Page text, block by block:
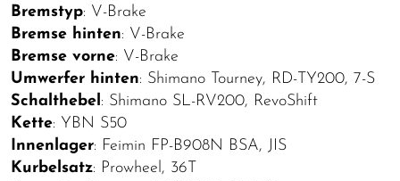
Bremstyp: V-Brake
Bremse hinten: V-Brake
Bremse vorne: V-Brake
Umwerfer hinten: Shimano Tourney, RD-TY200, 7-S
Schalthebel: Shimano SL-RV200, RevoShift
Kette: YBN S50
Innenlager: Feimin FP-B908N BSA, JIS
Kurbelsatz: Prowheel, 36T